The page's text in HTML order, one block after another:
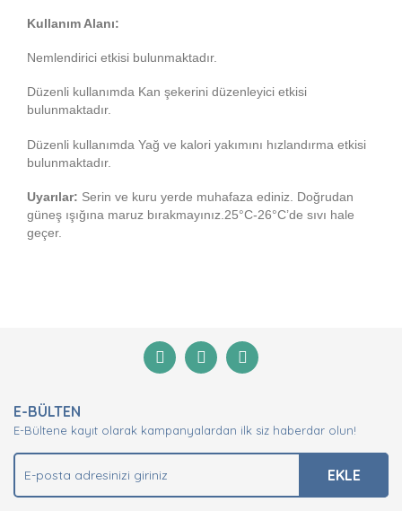
Kullanım Alanı:
Nemlendirici etkisi bulunmaktadır.
Düzenli kullanımda Kan şekerini düzenleyici etkisi
bulunmaktadır.
Düzenli kullanımda Yağ ve kalori yakımını hızlandırma etkisi
bulunmaktadır.
Uyarılar: Serin ve kuru yerde muhafaza ediniz. Doğrudan
güneş ışığına maruz bırakmayınız.25°C-26°C’de sıvı hale
geçer.
Yorum Yaz
Görüş ve önerileriniz için teşekkür ederiz.
Ürün açıklamasında eksik bilgiler bulunuyor.
Ürün bilgilerinde hatalar bulunuyor.
E-BÜLTEN
E-Bültene kayıt olarak kampanyalardan ilk siz haberdar olun!
EKLE